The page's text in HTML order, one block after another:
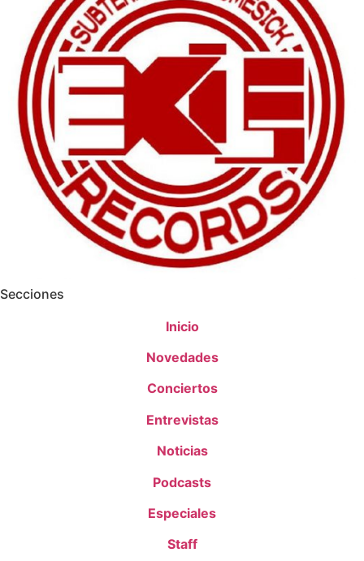
Secciones
Inicio
Novedades
Conciertos
Entrevistas
Noticias
Podcasts
Especiales
Staff